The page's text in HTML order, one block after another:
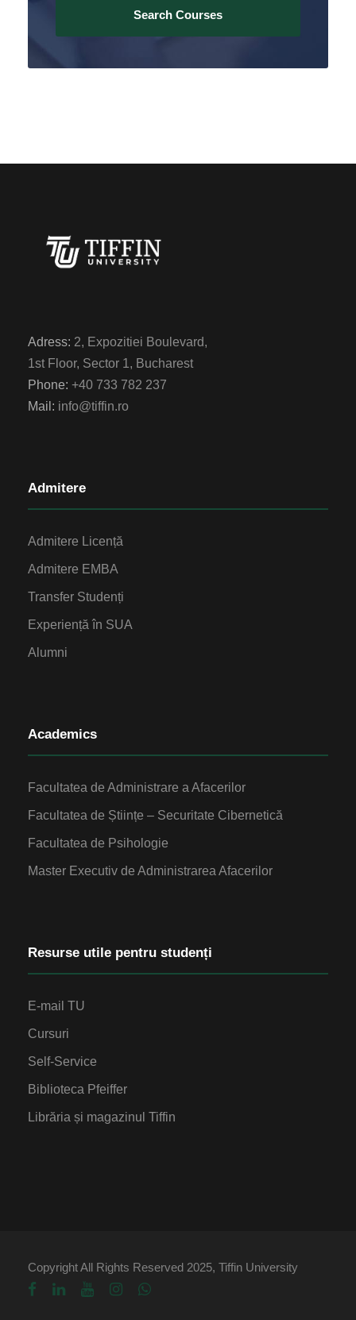
Adress: 2, Expozitiei Boulevard,
1st Floor, Sector 1, Bucharest
Phone: +40 733 782 237
Mail: info@tiffin.ro
Admitere
Admitere Licență
Admitere EMBA
Transfer Studenți
Experiență în SUA
Alumni
Academics
Facultatea de Administrare a Afacerilor
Facultatea de Științe – Securitate Cibernetică
Facultatea de Psihologie
Master Executiv de Administrarea Afacerilor
Resurse utile pentru studenți
E-mail TU
Cursuri
Self-Service
Biblioteca Pfeiffer
Librăria și magazinul Tiffin
Copyright All Rights Reserved 2025, Tiffin University